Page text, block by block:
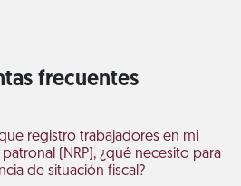
frecuentes
registro trabajadores en mi
(NRP), ¿qué necesito para
de situación fiscal?